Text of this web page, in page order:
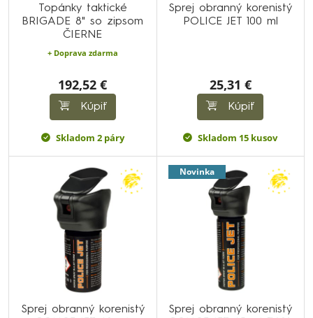
Topánky taktické
BRIGADE 8" so zipsom
ČIERNE
+ Doprava zdarma
192,52 €
Kúpiť
Skladom 2 páry
Sprej obranný korenistý
POLICE JET 100 ml
25,31 €
Kúpiť
Skladom 15 kusov
Sprej obranný korenistý
Novinka
Sprej obranný korenistý